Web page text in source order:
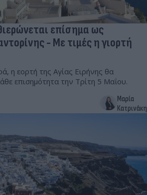
επίσημα ως
- Με τιμές η γιορτή
η εορτή της Αγίας Ειρήνης θα
επισημότητα την Τρίτη 5 Μαΐου.
Μαρία
Κατρινάκη